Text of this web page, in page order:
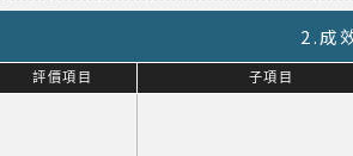
2.成
評價項目 子項目